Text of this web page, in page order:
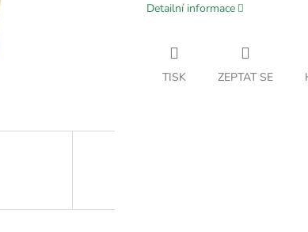
Detailní informace
TISK ZEPTAT SE